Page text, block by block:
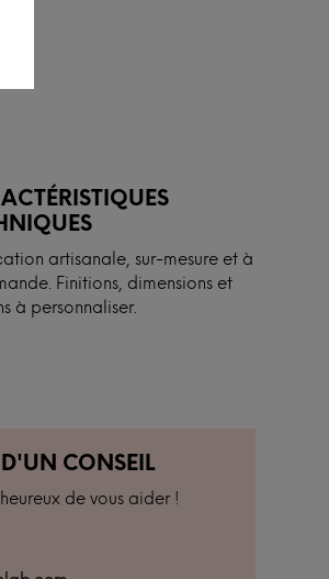
artisanale, sur-mesure et à
Finitions, dimensions et
à personnaliser.
CONSEIL
de vous aider !